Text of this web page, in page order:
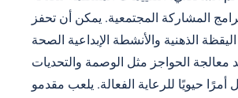
المشاركة المجتمعية. يمكن أن تحفز
الذهنية والأنشطة الإبداعية الصحة
معالجة الحواجز مثل الوصمة والتحديات
أمرًا حيويًا للرعاية الفعالة. يلعب مقدمو